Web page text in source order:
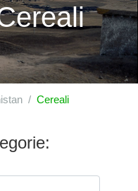
Cereali